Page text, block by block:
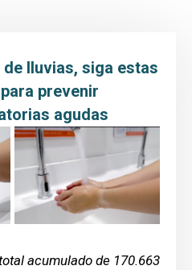
lluvias, siga estas
prevenir
agudas
acumulado de 170.663